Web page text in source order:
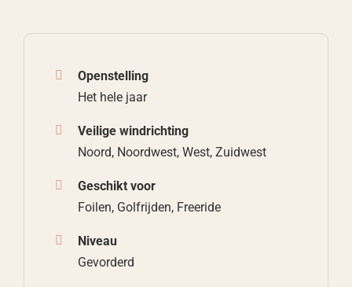
Openstelling
Het hele jaar
Veilige windrichting
Noord, Noordwest, West, Zuidwest
Geschikt voor
Foilen, Golfrijden, Freeride
Niveau
Gevorderd